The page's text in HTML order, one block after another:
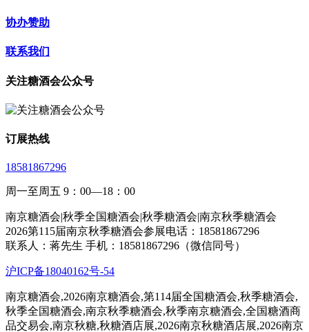
协办赞助
联系我们
关注糖酒会公众号
订展热线
18581867296
周一至周五 9：00—18：00
南京糖酒会|秋季全国糖酒会|秋季糖酒会|南京秋季糖酒会
2026第115届南京秋季糖酒会参展电话：18581867296
联系人：蒋先生 手机：18581867296（微信同号）
沪ICP备18040162号-54
南京糖酒会,2026南京糖酒会,第114届全国糖酒会,秋季糖酒会,
秋季全国糖酒会,南京秋季糖酒会,秋季南京糖酒会,全国糖酒商
品交易会,南京秋糖,秋糖酒店展,2026南京秋糖酒店展,2026南京